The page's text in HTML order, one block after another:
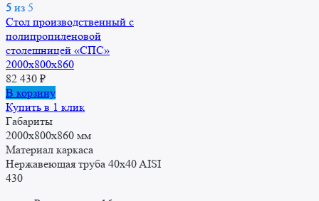
5 из 5
Стол производственный с
полипропиленовой
столешницей «СПС»
2000x800x860
82 430 ₽
В корзину
Купить в 1 клик
Габариты
2000x800x860 мм
Материал каркаса
Нержавеющая труба 40x40 AISI
430